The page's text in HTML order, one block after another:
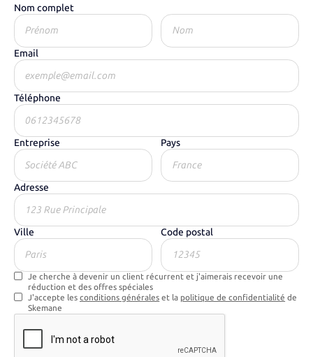
Nom complet
Email
Téléphone
Entreprise Pays
Adresse
Ville Code postal
Je cherche à devenir un client récurrent et j'aimerais recevoir une
réduction et des offres spéciales
J'accepte lesconditions générales et la politique de confidentialité de
Skemane